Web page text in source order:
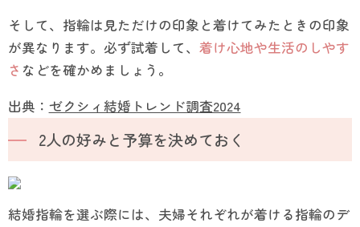
そして、指輪は見ただけの印象と着けてみたときの印象
が異なります。必ず試着して、 着け心地や生活のしやす
さ などを確かめましょう。
出典： ゼクシィ結婚トレンド調査2024
2人の好みと予算を決めておく
結婚指輪を選ぶ際には、夫婦それぞれが着ける指輪のデ